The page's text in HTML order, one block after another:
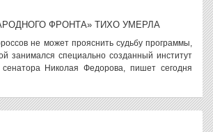
ФРОНТА» ТИХО УМЕРЛА
не может прояснить судьбу программы,
занимался специально созданный институт
сенатора Николая Федорова, пишет сегодня